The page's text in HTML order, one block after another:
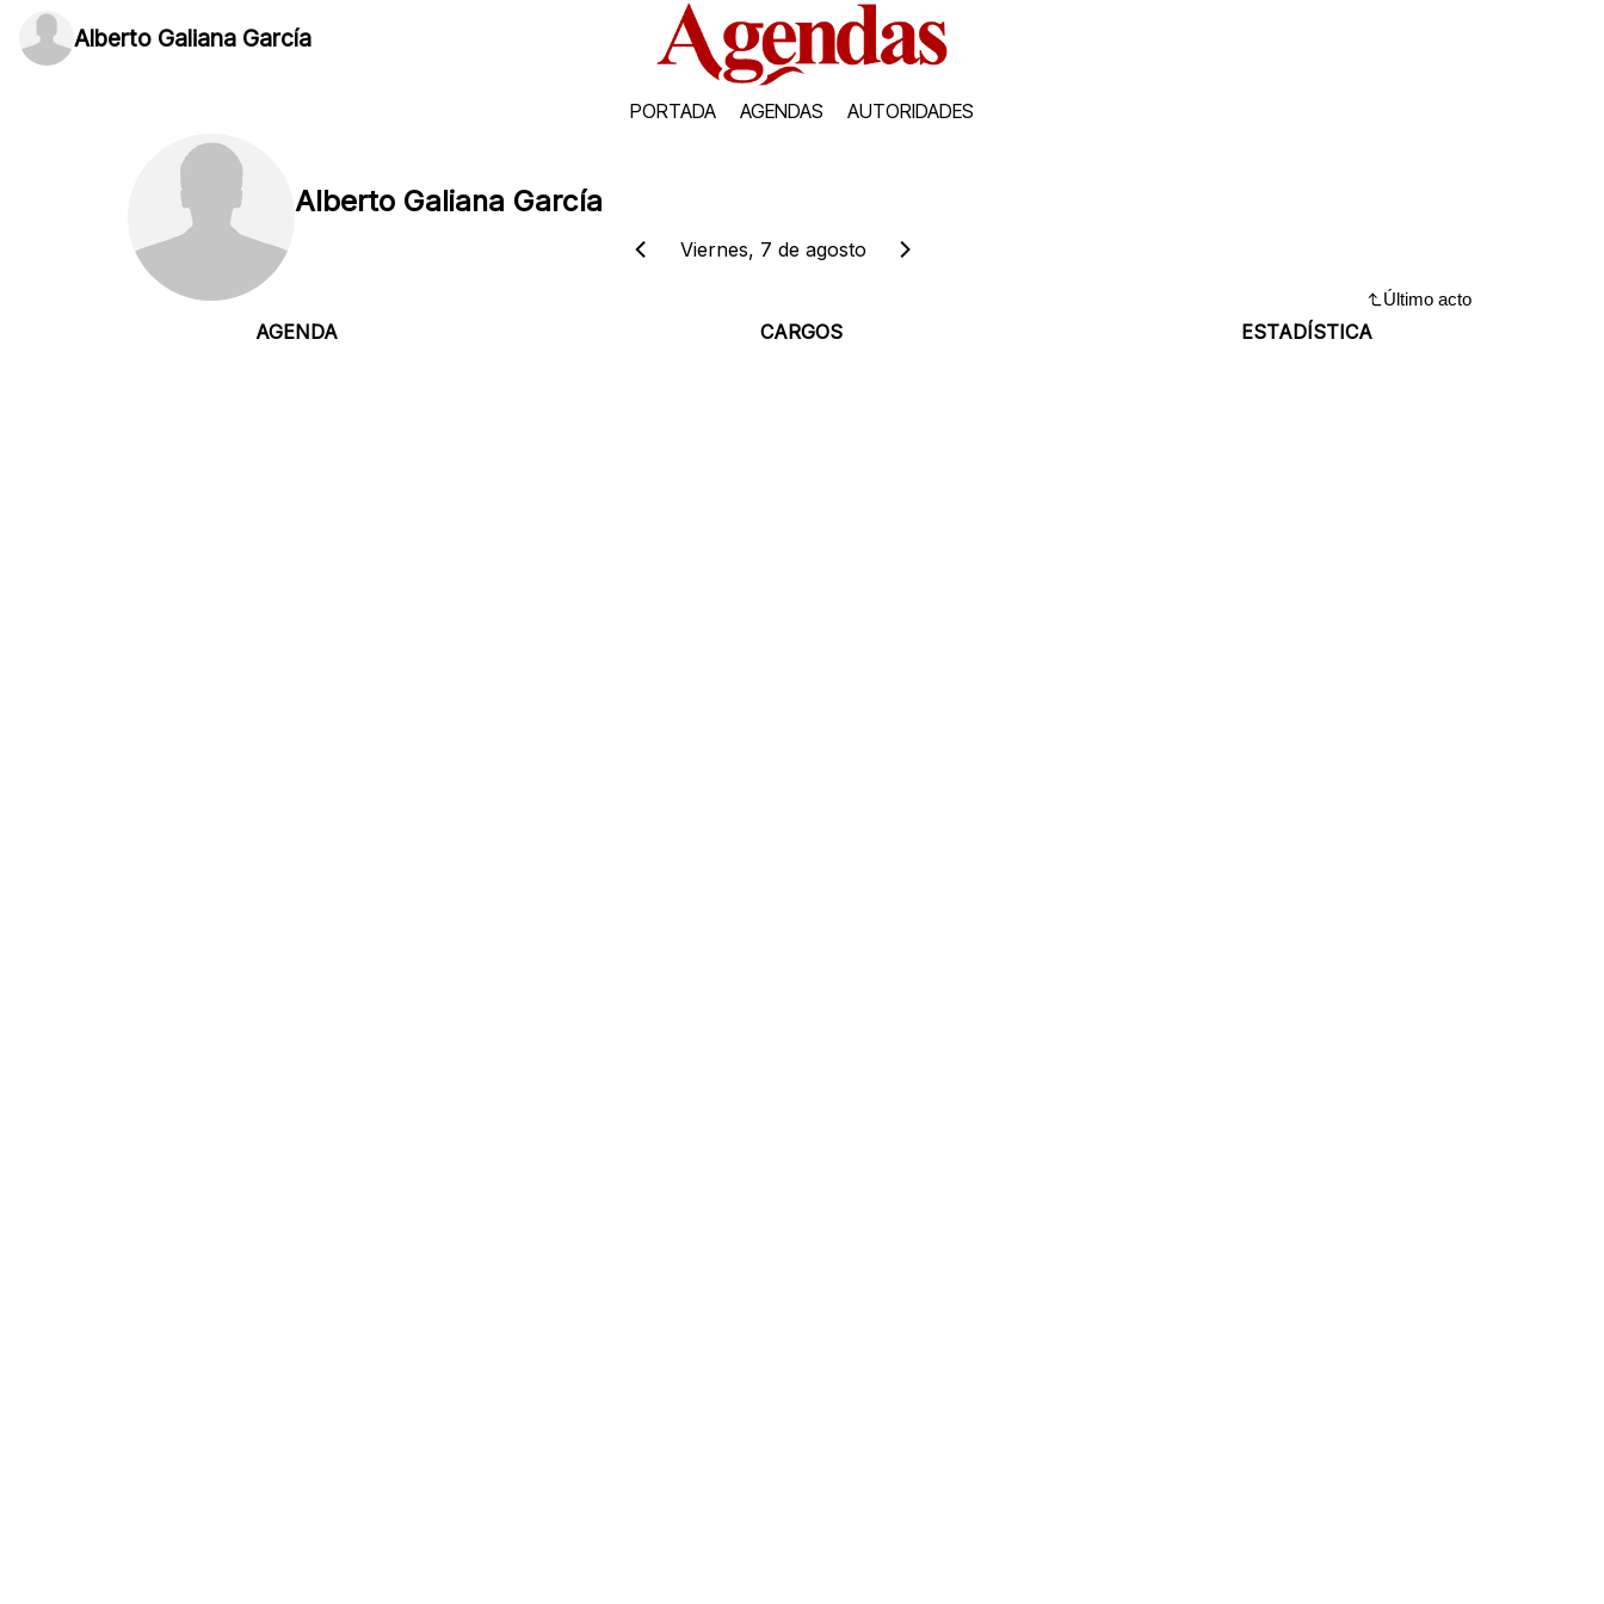
Alberto Galiana García
PORTADA AGENDAS AUTORIDADES
Alberto Galiana García
AGENDA CARGOS ESTADÍSTICA
Viernes, 7 de agosto
Último acto